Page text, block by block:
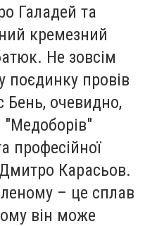
Галадей та
кремезний
Не зовсім
поєдинку провів
Бень, очевидно,
"Медоборів"
професійної
Карасьов.
– це сплав
він може